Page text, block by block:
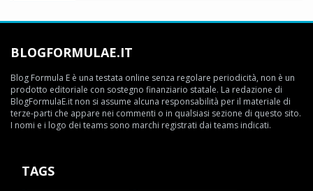
BLOGFORMULAE.IT
Blog Formula E è una testata online senza regolare periodicità, non è un
prodotto editoriale con sostegno finanziario statale. La redazione di
BlogFormulaE.it non si assume alcuna responsabilità per il materiale di
terze-parti che appare nei commenti o in qualsiasi sezione di questo sito.
I nomi e i logo dei teams sono marchi registrati dai teams indicati.
TAGS